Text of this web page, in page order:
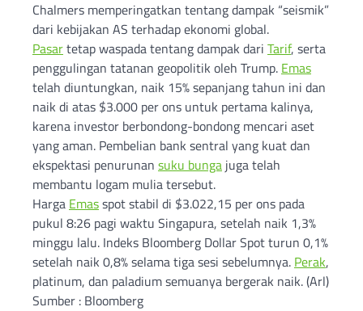
Chalmers memperingatkan tentang dampak “seismik”
dari kebijakan AS terhadap ekonomi global.
Pasartetap waspada tentang dampak dari Tarif, serta
penggulingan tatanan geopolitik oleh Trump. Emas
telah diuntungkan, naik 15% sepanjang tahun ini dan
naik di atas $3.000 per ons untuk pertama kalinya,
karena investor berbondong-bondong mencari aset
yang aman. Pembelian bank sentral yang kuat dan
ekspektasi penurunan suku bunga juga telah
membantu logam mulia tersebut.
Harga Emasspot stabil di $3.022,15 per ons pada
pukul 8:26 pagi waktu Singapura, setelah naik 1,3%
minggu lalu. Indeks Bloomberg Dollar Spot turun 0,1%
setelah naik 0,8% selama tiga sesi sebelumnya. Perak,
platinum, dan paladium semuanya bergerak naik. (Arl)
Sumber : Bloomberg